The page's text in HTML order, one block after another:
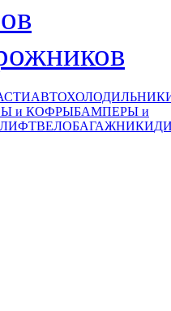
и КОФРЫБАМПЕРЫ и
ВЕЛОБАГАЖНИКИ